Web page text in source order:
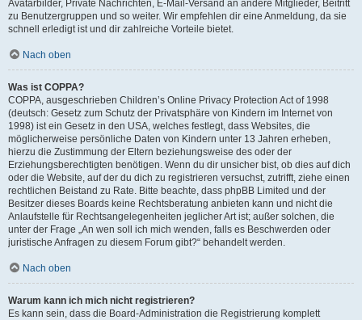
Avatarbilder, Private Nachrichten, E-Mail-Versand an andere Mitglieder, Beitritt
zu Benutzergruppen und so weiter. Wir empfehlen dir eine Anmeldung, da sie
schnell erledigt ist und dir zahlreiche Vorteile bietet.
Nach oben
Was ist COPPA?
COPPA, ausgeschrieben Children’s Online Privacy Protection Act of 1998
(deutsch: Gesetz zum Schutz der Privatsphäre von Kindern im Internet von
1998) ist ein Gesetz in den USA, welches festlegt, dass Websites, die
möglicherweise persönliche Daten von Kindern unter 13 Jahren erheben,
hierzu die Zustimmung der Eltern beziehungsweise des oder der
Erziehungsberechtigten benötigen. Wenn du dir unsicher bist, ob dies auf dich
oder die Website, auf der du dich zu registrieren versuchst, zutrifft, ziehe einen
rechtlichen Beistand zu Rate. Bitte beachte, dass phpBB Limited und der
Besitzer dieses Boards keine Rechtsberatung anbieten kann und nicht die
Anlaufstelle für Rechtsangelegenheiten jeglicher Art ist; außer solchen, die
unter der Frage „An wen soll ich mich wenden, falls es Beschwerden oder
juristische Anfragen zu diesem Forum gibt?“ behandelt werden.
Nach oben
Warum kann ich mich nicht registrieren?
Es kann sein, dass die Board-Administration die Registrierung komplett